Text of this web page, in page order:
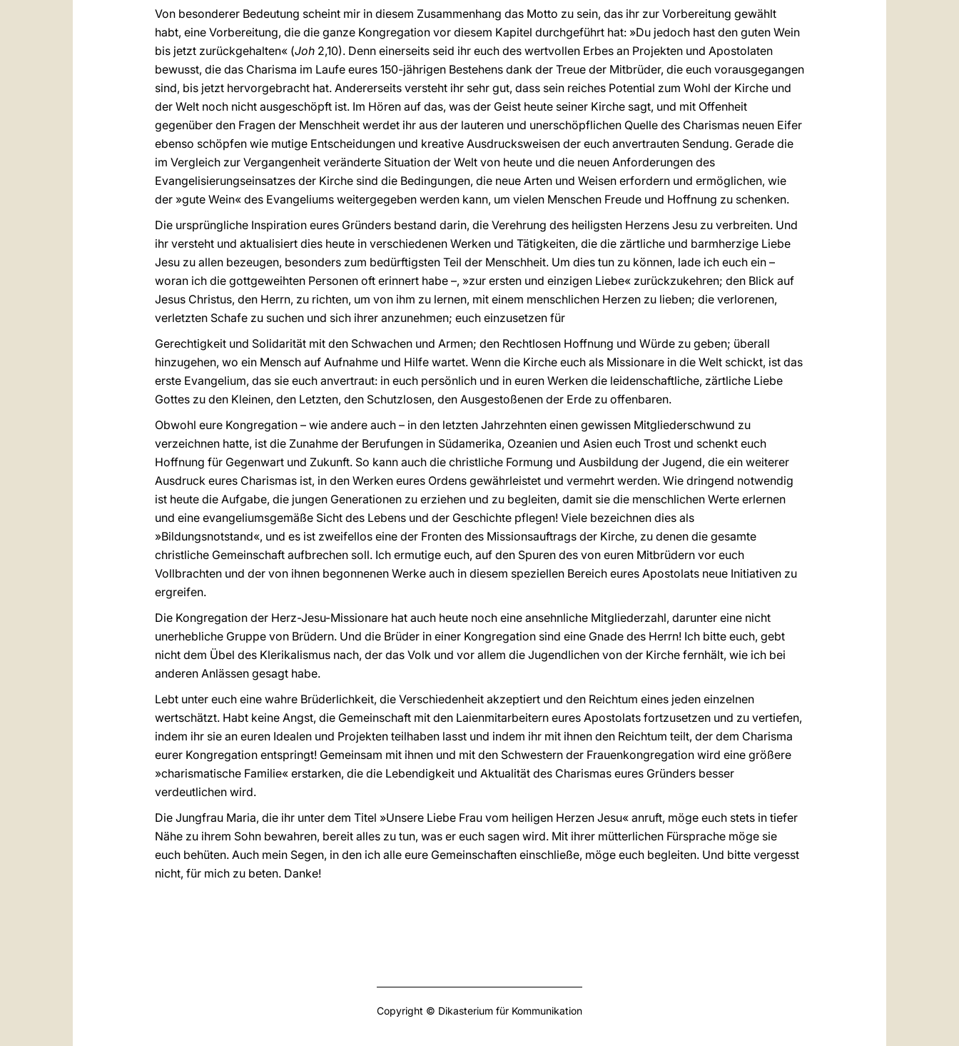
Von besonderer Bedeutung scheint mir in diesem Zusammenhang das Motto zu sein, das ihr zur Vorbereitung gewählt
habt, eine Vorbereitung, die die ganze Kongregation vor diesem Kapitel durchgeführt hat: »Du jedoch hast den guten Wein
bis jetzt zurückgehalten« (Joh 2,10). Denn einerseits seid ihr euch des wertvollen Erbes an Projekten und Apostolaten
bewusst, die das Charisma im Laufe eures 150-jährigen Bestehens dank der Treue der Mitbrüder, die euch vorausgegangen
sind, bis jetzt hervorgebracht hat. Andererseits versteht ihr sehr gut, dass sein reiches Potential zum Wohl der Kirche und
der Welt noch nicht ausgeschöpft ist. Im Hören auf das, was der Geist heute seiner Kirche sagt, und mit Offenheit
gegenüber den Fragen der Menschheit werdet ihr aus der lauteren und unerschöpflichen Quelle des Charismas neuen Eifer
ebenso schöpfen wie mutige Entscheidungen und kreative Ausdrucksweisen der euch anvertrauten Sendung. Gerade die
im Vergleich zur Vergangenheit veränderte Situation der Welt von heute und die neuen Anforderungen des
Evangelisierungseinsatzes der Kirche sind die Bedingungen, die neue Arten und Weisen erfordern und ermöglichen, wie
der »gute Wein« des Evangeliums weitergegeben werden kann, um vielen Menschen Freude und Hoffnung zu schenken.
Die ursprüngliche Inspiration eures Gründers bestand darin, die Verehrung des heiligsten Herzens Jesu zu verbreiten. Und
ihr versteht und aktualisiert dies heute in verschiedenen Werken und Tätigkeiten, die die zärtliche und barmherzige Liebe
Jesu zu allen bezeugen, besonders zum bedürftigsten Teil der Menschheit. Um dies tun zu können, lade ich euch ein –
woran ich die gottgeweihten Personen oft erinnert habe –, »zur ersten und einzigen Liebe« zurückzukehren; den Blick auf
Jesus Christus, den Herrn, zu richten, um von ihm zu lernen, mit einem menschlichen Herzen zu lieben; die verlorenen,
verletzten Schafe zu suchen und sich ihrer anzunehmen; euch einzusetzen für
Gerechtigkeit und Solidarität mit den Schwachen und Armen; den Rechtlosen Hoffnung und Würde zu geben; überall
hinzugehen, wo ein Mensch auf Aufnahme und Hilfe wartet. Wenn die Kirche euch als Missionare in die Welt schickt, ist das
erste Evangelium, das sie euch anvertraut: in euch persönlich und in euren Werken die leidenschaftliche, zärtliche Liebe
Gottes zu den Kleinen, den Letzten, den Schutzlosen, den Ausgestoßenen der Erde zu offenbaren.
Obwohl eure Kongregation – wie andere auch – in den letzten Jahrzehnten einen gewissen Mitgliederschwund zu
verzeichnen hatte, ist die Zunahme der Berufungen in Südamerika, Ozeanien und Asien euch Trost und schenkt euch
Hoffnung für Gegenwart und Zukunft. So kann auch die christliche Formung und Ausbildung der Jugend, die ein weiterer
Ausdruck eures Charismas ist, in den Werken eures Ordens gewährleistet und vermehrt werden. Wie dringend notwendig
ist heute die Aufgabe, die jungen Generationen zu erziehen und zu begleiten, damit sie die menschlichen Werte erlernen
und eine evangeliumsgemäße Sicht des Lebens und der Geschichte pflegen! Viele bezeichnen dies als
»Bildungsnotstand«, und es ist zweifellos eine der Fronten des Missionsauftrags der Kirche, zu denen die gesamte
christliche Gemeinschaft aufbrechen soll. Ich ermutige euch, auf den Spuren des von euren Mitbrüdern vor euch
Vollbrachten und der von ihnen begonnenen Werke auch in diesem speziellen Bereich eures Apostolats neue Initiativen zu
ergreifen.
Die Kongregation der Herz-Jesu-Missionare hat auch heute noch eine ansehnliche Mitgliederzahl, darunter eine nicht
unerhebliche Gruppe von Brüdern. Und die Brüder in einer Kongregation sind eine Gnade des Herrn! Ich bitte euch, gebt
nicht dem Übel des Klerikalismus nach, der das Volk und vor allem die Jugendlichen von der Kirche fernhält, wie ich bei
anderen Anlässen gesagt habe.
Lebt unter euch eine wahre Brüderlichkeit, die Verschiedenheit akzeptiert und den Reichtum eines jeden einzelnen
wertschätzt. Habt keine Angst, die Gemeinschaft mit den Laienmitarbeitern eures Apostolats fortzusetzen und zu vertiefen,
indem ihr sie an euren Idealen und Projekten teilhaben lasst und indem ihr mit ihnen den Reichtum teilt, der dem Charisma
eurer Kongregation entspringt! Gemeinsam mit ihnen und mit den Schwestern der Frauenkongregation wird eine größere
»charismatische Familie« erstarken, die die Lebendigkeit und Aktualität des Charismas eures Gründers besser
verdeutlichen wird.
Die Jungfrau Maria, die ihr unter dem Titel »Unsere Liebe Frau vom heiligen Herzen Jesu« anruft, möge euch stets in tiefer
Nähe zu ihrem Sohn bewahren, bereit alles zu tun, was er euch sagen wird. Mit ihrer mütterlichen Fürsprache möge sie
euch behüten. Auch mein Segen, in den ich alle eure Gemeinschaften einschließe, möge euch begleiten. Und bitte vergesst
nicht, für mich zu beten. Danke!
Copyright © Dikasterium für Kommunikation